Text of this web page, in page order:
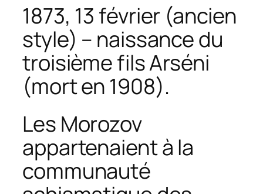
1873, 13 février (ancien
style) – naissance du
troisième fils Arséni
(mort en 1908).
Les Morozov
appartenaient à la
communauté